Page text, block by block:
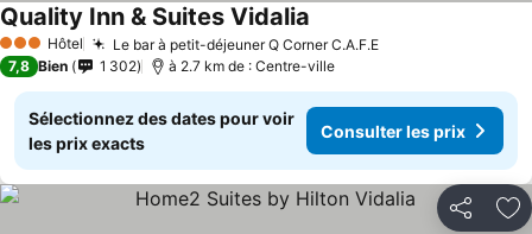
3 ÉtoilesHôtel Le bar à petit-déjeuner Q Corner C.A.F.E
Quality Inn & Suites Vidalia
7,8 Bien 1 302 à 2.7 km de : Centre-ville
Sélectionnez des dates pour voir
les prix exacts
Consulter les prix
Partager